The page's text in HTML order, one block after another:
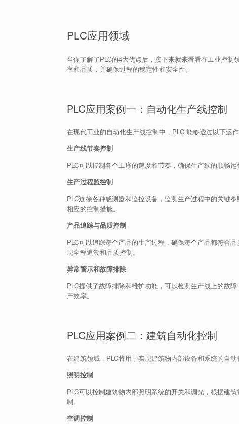
PLC应用领域
当你了解了PLC的4大优点后，接下来就来看看在工业控
率和品质，并确保过程的稳定性和安全性。
PLC应用案例一：自动化生产线控制
在现代工业的自动化生产线控制中，PLC 能够透过以下运
生产线节奏控制
PLC可以控制各个工序的速度和节奏，确保生产线的顺畅
生产过程监控制
PLC连接各种感测器和监控设备，监测生产过程中的关键
相应的控制措施。
产品追踪与品质控制
PLC可以追踪每个产品的生产过程，确保每个产品都符合
现全程追溯和品质控制。
异常警示和故障排除
PLC提供了故障排除和维护功能，可以检测生产线上的故
产效率。
PLC应用案例二：建筑自动化控制
在建筑领域，PLC将用于实现建筑物内部设备和系统的自动
照明控制
PLC可以控制建筑物内部照明系统的开关和调光，根据建
制。
空调控制